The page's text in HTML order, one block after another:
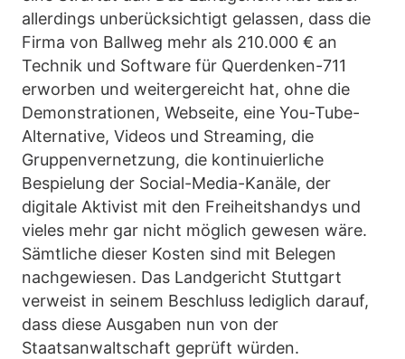
allerdings unberücksichtigt gelassen, dass die
Firma von Ballweg mehr als 210.000 € an
Technik und Software für Querdenken-711
erworben und weitergereicht hat, ohne die
Demonstrationen, Webseite, eine You-Tube-
Alternative, Videos und Streaming, die
Gruppenvernetzung, die kontinuierliche
Bespielung der Social-Media-Kanäle, der
digitale Aktivist mit den Freiheitshandys und
vieles mehr gar nicht möglich gewesen wäre.
Sämtliche dieser Kosten sind mit Belegen
nachgewiesen. Das Landgericht Stuttgart
verweist in seinem Beschluss lediglich darauf,
dass diese Ausgaben nun von der
Staatsanwaltschaft geprüft würden.